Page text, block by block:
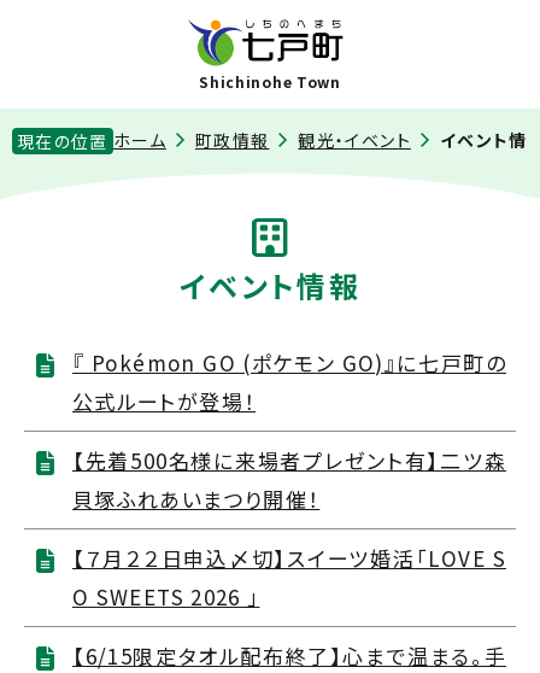
Shichinohe Town
現在の位置 ホーム 町政情報 観光・イベント イベント情
イベント情報
『 Pokémon GO (ポケモン GO)』に七戸町の
公式ルートが登場！
【先着500名様に来場者プレゼント有】二ツ森
貝塚ふれあいまつり開催！
【７月２２日申込〆切】スイーツ婚活「LOVE S
O SWEETS 2026 」
【6/15限定タオル配布終了】心まで温まる。手